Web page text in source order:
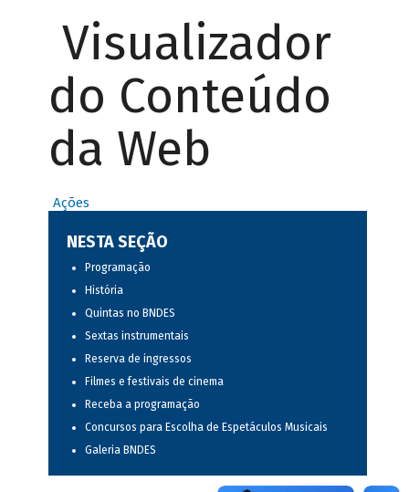
Visualizador
do Conteúdo
da Web
Ações
NESTA SEÇÃO
Programação
História
Quintas no BNDES
Sextas instrumentais
Reserva de ingressos
Filmes e festivais de cinema
Receba a programação
Concursos para Escolha de Espetáculos Musicais
Galeria BNDES